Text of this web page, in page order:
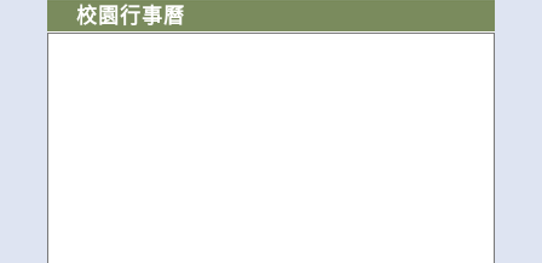
校園行事曆